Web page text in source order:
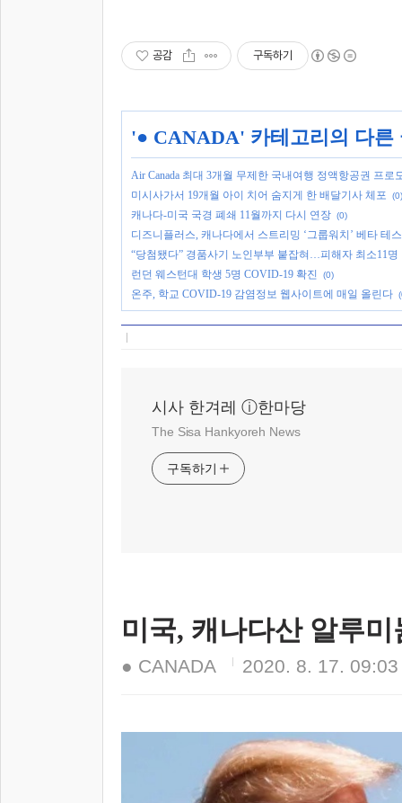
공감 구독하기
'● CANADA' 카테고리의 다른
Air Canada 최대 3개월 무제한 국내여행 정액항공권 프로
미시사가서 19개월 아이 치어 숨지게 한 배달기사 체포
(0)
캐나다-미국 국경 폐쇄 11월까지 다시 연장 (0)
디즈니플러스, 캐나다에서 스트리밍 ‘그룹워치’ 베타 테
“당첨됐다” 경품사기 노인부부 붙잡혀…피해자 최소11명
런던 웨스턴대 학생 5명 COVID-19 확진
(0)
온주, 학교 COVID-19 감염정보 웹사이트에 매일 올린다
시사 한겨레 ⓘ한마당
The Sisa Hankyoreh News
구독하기
미국, 캐나다산 알루
● CANADA 2020. 8. 17. 09:03